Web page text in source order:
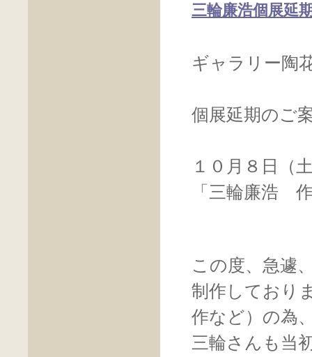
三輪廉浩個展延
ギャラリー陶
個展延期のご
１０月８日（
「三輪廉浩
この度、急遽
制作しており
作など）の為
三輪さんも当